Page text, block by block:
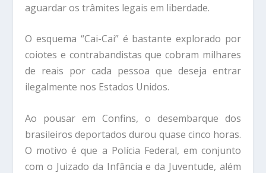
aguardar os trâmites legais em liberdade.
O esquema “Cai-Cai” é bastante explorado por
coiotes e contrabandistas que cobram milhares
de reais por cada pessoa que deseja entrar
ilegalmente nos Estados Unidos.
Ao pousar em Confins, o desembarque dos
brasileiros deportados durou quase cinco horas.
O motivo é que a Polícia Federal, em conjunto
com o Juizado da Infância e da Juventude, além